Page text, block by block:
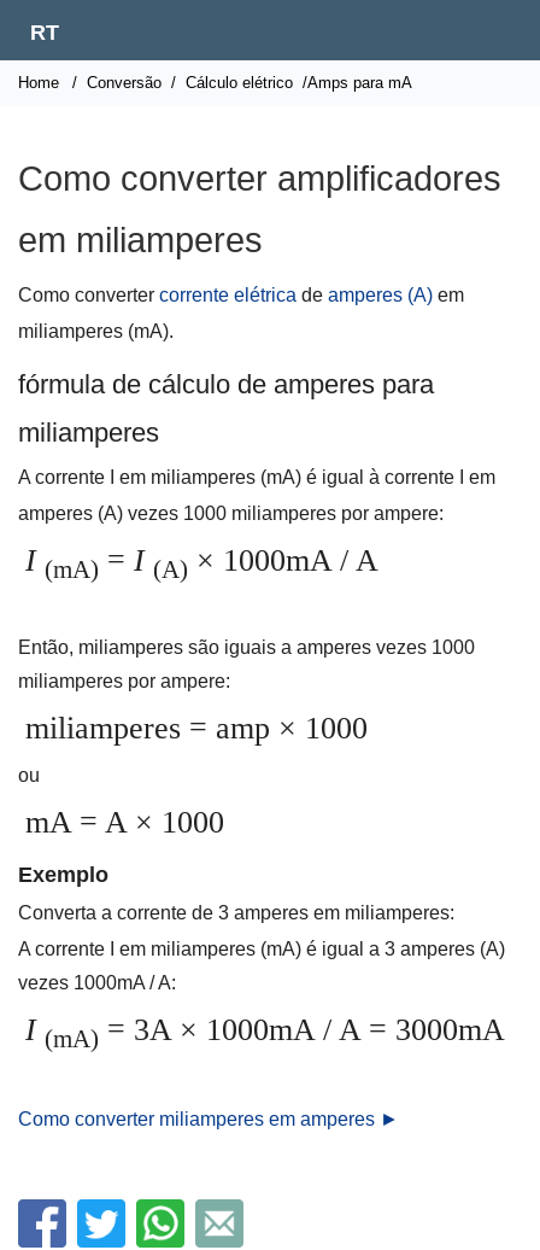
RT
Home / Conversão / Cálculo elétrico /Amps para mA
Como converter amplificadores
em miliamperes
Como converter corrente elétrica de amperes (A) em
miliamperes (mA).
fórmula de cálculo de amperes para
miliamperes
A corrente I em miliamperes (mA) é igual à corrente I em
amperes (A) vezes 1000 miliamperes por ampere:
I (mA) = I (A) × 1000mA / A
Então, miliamperes são iguais a amperes vezes 1000
miliamperes por ampere:
miliamperes = amp × 1000
ou
mA = A × 1000
Exemplo
Converta a corrente de 3 amperes em miliamperes:
A corrente I em miliamperes (mA) é igual a 3 amperes (A)
vezes 1000mA / A:
I (mA) = 3A × 1000mA / A = 3000mA
Como converter miliamperes em amperes ►